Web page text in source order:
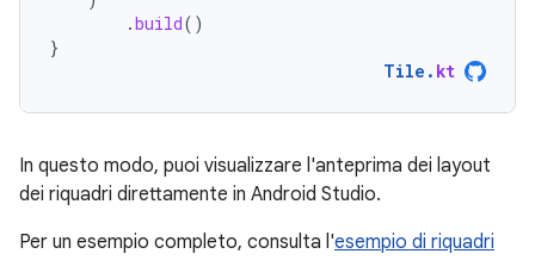
.build()
}
Tile . kt
In questo modo, puoi visualizzare l'anteprima dei layout
dei riquadri direttamente in Android Studio.
Per un esempio completo, consulta l'esempio di riquadri